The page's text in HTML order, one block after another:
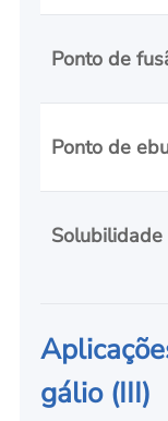
Ponto de
Ponto de
Solubilidade
gálio (III)